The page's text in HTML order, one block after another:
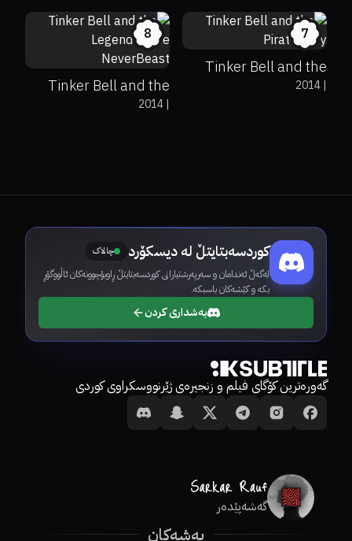
7
Tinker Bell and the
Pirate Fairy|
2014
7.2
75%
52%
8
Tinker Bell and the
Legend of the|
2014
کوردسەبتایتڵ لە دیسکۆرد چالاک
لەگەڵ ئەندامان و سەرپەرشتیارانی کوردسەبتایتڵ ڕاوبۆچوونەکان ئاڵووگۆڕ
بکە و کێشەکان باسبکە.
بەشداری کردن
گەورەترین کۆگای فیلم و زنجیرەی ژێرنووسکراوی کوردی
گەشەپێدەر
بەشەکان